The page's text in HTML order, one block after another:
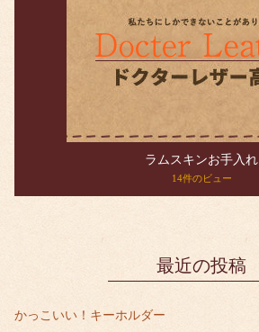
ラムスキンお手入れ
14件のビュー
最近の投稿
かっこいい！キーホルダー